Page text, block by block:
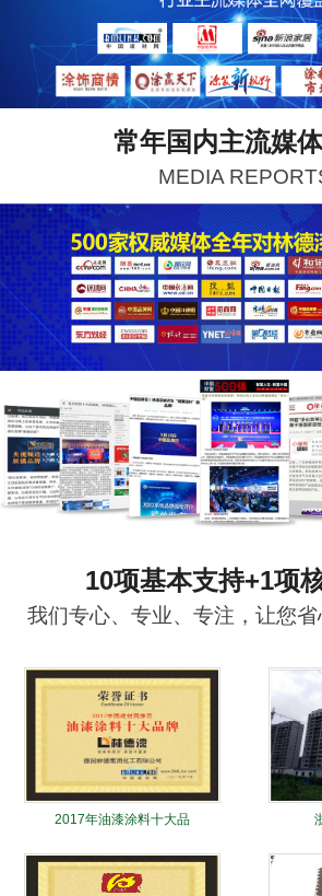
常年国内主流媒
MEDIA
10项基本支持+1项
我们专心、专业、专注，让您
2017年油漆涂料十大品
牌